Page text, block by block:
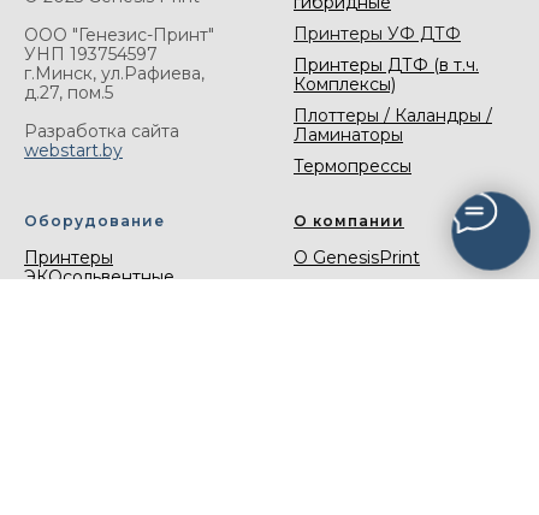
ООО "Генезис-Принт"
УНП 193754597
г.Минск, ул.Рафиева,
д.27, пом.5
Разработка сайта
webstart.by
Принтеры УФ ДТФ
Принтеры ДТФ (в т.ч.
Комплексы)
Плоттеры / Каландры /
Ламинаторы
Термопрессы
Оборудование
Принтеры
ЭКОсольвентные
О компании
О GenesisPrint